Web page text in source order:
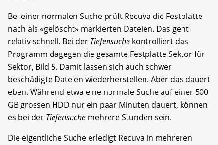
Bei einer normalen Suche prüft Recuva die Festplatte
nach als «gelöscht» markierten Dateien. Das geht
relativ schnell. Bei der Tiefensuche kontrolliert das
Programm dagegen die gesamte Festplatte Sektor für
Sektor, Bild 5. Damit lassen sich auch schwer
beschädigte Dateien wiederherstellen. Aber das dauert
eben. Während etwa eine normale Suche auf einer 500
GB grossen HDD nur ein paar Minuten dauert, können
es bei der Tiefensuche mehrere Stunden sein.
Die eigentliche Suche erledigt Recuva in mehreren